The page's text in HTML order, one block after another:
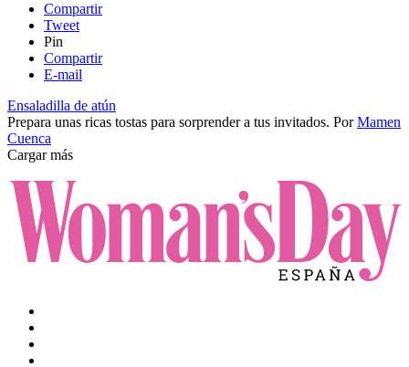
Compartir
Tweet
Pin
Compartir
E-mail
Ensaladilla de atún
Prepara unas ricas tostas para sorprender a tus invitados. PorMamen
Cuenca
Cargar más